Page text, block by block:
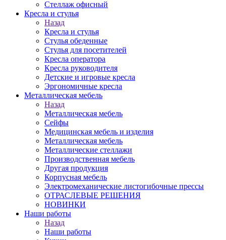
Стеллаж офисный
Кресла и стулья
Назад
Кресла и стулья
Стулья обеденные
Стулья для посетителей
Кресла оператора
Кресла руководителя
Детские и игровые кресла
Эргономичные кресла
Металлическая мебель
Назад
Металлическая мебель
Сейфы
Медицинская мебель и изделия
Металлическая мебель
Металлические стеллажи
Производственная мебель
Другая продукция
Корпусная мебель
Электромеханические листогибочные прессы
ОТРАСЛЕВЫЕ РЕШЕНИЯ
НОВИНКИ
Наши работы
Назад
Наши работы